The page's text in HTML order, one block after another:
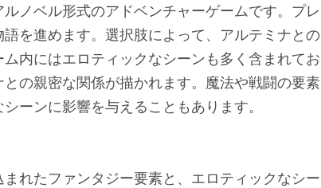
ノベル形式のアドベンチャーゲームです。プレ
を進めます。選択肢によって、アルテミナとの
内にはエロティックなシーンも多く含まれてお
の親密な関係が描かれます。魔法や戦闘の要素
ーンに影響を与えることもあります。
れたファンタジー要素と、エロティックなシー